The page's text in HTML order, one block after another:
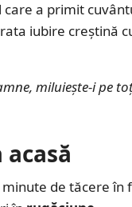
care a primit
iubire creștină
miluiește-i pe
de tăcere în